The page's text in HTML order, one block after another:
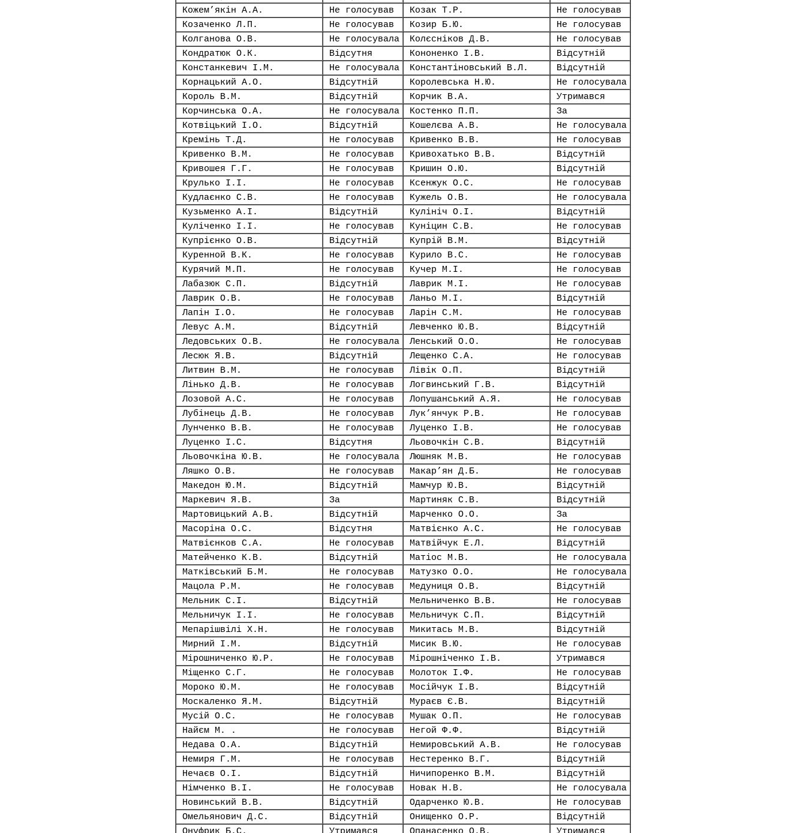
Кожем’якін А.А.
Не голосував Козак Т.Р.
Не голосував
Козаченко Л.П.
Не голосував Козир Б.Ю.
Не голосував
Колганова О.В.
Не голосувала Колєсніков Д.В.
Не голосував
Кондратюк О.К.
Відсутня Кононенко І.В.
Відсутній
Констанкевич І.М.
Не голосувала Константіновський В.Л.
Відсутній
Корнацький А.О.
Відсутній Королевська Н.Ю.
Не голосувала
Король В.М.
Відсутній Корчик В.А.
Утримався
Корчинська О.А.
Не голосувала Костенко П.П.
За
Котвіцький І.О.
Відсутній Кошелєва А.В.
Не голосувала
Кремінь Т.Д.
Не голосував Кривенко В.В.
Не голосував
Кривенко В.М.
Не голосував Кривохатько В.В.
Відсутній
Кривошея Г.Г.
Не голосував Кришин О.Ю.
Відсутній
Крулько І.І.
Не голосував Ксенжук О.С.
Не голосував
Кудлаєнко С.В.
Не голосував Кужель О.В.
Не голосувала
Кузьменко А.І.
Відсутній Кулініч О.І.
Відсутній
Куліченко І.І.
Не голосував Куніцин С.В.
Не голосував
Купрієнко О.В.
Відсутній Купрій В.М.
Відсутній
Куренной В.К.
Не голосував Курило В.С.
Не голосував
Курячий М.П.
Не голосував Кучер М.І.
Не голосував
Лабазюк С.П.
Відсутній Лаврик М.І.
Не голосував
Лаврик О.В.
Не голосував Ланьо М.І.
Відсутній
Лапін І.О.
Не голосував Ларін С.М.
Не голосував
Левус А.М.
Відсутній Левченко Ю.В.
Відсутній
Ледовських О.В.
Не голосувала Ленський О.О.
Не голосував
Лесюк Я.В.
Відсутній Лещенко С.А.
Не голосував
Литвин В.М.
Не голосував Лівік О.П.
Відсутній
Лінько Д.В.
Не голосував Логвинський Г.В.
Відсутній
Лозовой А.С.
Не голосував Лопушанський А.Я.
Не голосував
Лубінець Д.В.
Не голосував Лук’янчук Р.В.
Не голосував
Лунченко В.В.
Не голосував Луценко І.В.
Не голосував
Луценко І.С.
Відсутня Льовочкін С.В.
Відсутній
Льовочкіна Ю.В.
Не голосувала Люшняк М.В.
Не голосував
Ляшко О.В.
Не голосував Макар’ян Д.Б.
Не голосував
Македон Ю.М.
Відсутній Мамчур Ю.В.
Відсутній
Маркевич Я.В.
За Мартиняк С.В.
Відсутній
Мартовицький А.В.
Відсутній Марченко О.О.
За
Масоріна О.С.
Відсутня Матвієнко А.С.
Не голосував
Матвієнков С.А.
Не голосував Матвійчук Е.Л.
Відсутній
Матейченко К.В.
Відсутній Матіос М.В.
Не голосувала
Матківський Б.М.
Не голосував Матузко О.О.
Не голосувала
Мацола Р.М.
Не голосував Медуниця О.В.
Відсутній
Мельник С.І.
Відсутній Мельниченко В.В.
Не голосував
Мельничук І.І.
Не голосував Мельничук С.П.
Відсутній
Мепарішвілі Х.Н.
Не голосував Микитась М.В.
Відсутній
Мирний І.М.
Відсутній Мисик В.Ю.
Не голосував
Мірошниченко Ю.Р.
Не голосував Мірошніченко І.В.
Утримався
Міщенко С.Г.
Не голосував Молоток І.Ф.
Не голосував
Мороко Ю.М.
Не голосував Мосійчук І.В.
Відсутній
Москаленко Я.М.
Відсутній Мураєв Є.В.
Відсутній
Мусій О.С.
Не голосував Мушак О.П.
Не голосував
Найєм М. .
Не голосував Негой Ф.Ф.
Відсутній
Недава О.А.
Відсутній Немировський А.В.
Не голосував
Немиря Г.М.
Не голосував Нестеренко В.Г.
Відсутній
Нечаєв О.І.
Відсутній Ничипоренко В.М.
Відсутній
Німченко В.І.
Не голосував Новак Н.В.
Не голосувала
Новинський В.В.
Відсутній Одарченко Ю.В.
Не голосував
Омельянович Д.С.
Відсутній Онищенко О.Р.
Відсутній